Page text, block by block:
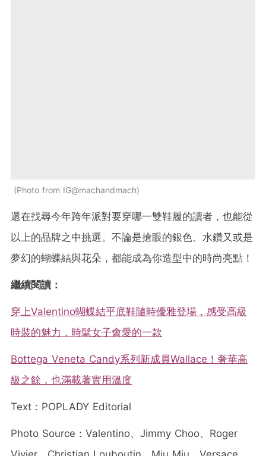
Photo from IG@machandmach
還在找尋今年跨年派對要穿哪一雙鞋履的讀者，也能從
以上的品牌之中挑選。不論是搶眼的銀色、水鑽又或是
夢幻的蝴蝶結與花朵，都能成為你造型中的時尚亮點！
繼續閱讀：
穿上Valentino蝴蝶結平底鞋隨時優雅登場，感受高級
時裝的魅力，時髦女子會愛的一款
Bottega Veneta Candy系列新成員Wallace！奢華高
級之餘，也滿載著實用溫度
Text：POPLADY Editorial
Photo Source：Valentino、Jimmy Choo、Roger